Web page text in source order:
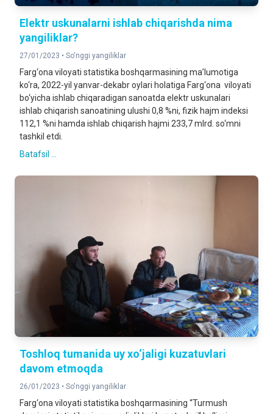
Elektr uskunalarni ishlab chiqarishda nima
yangiliklar?
27/01/2023 • So'nggi yangiliklar
Farg‘ona viloyati statistika boshqarmasining ma’lumotiga
ko‘ra, 2022-yil yanvar-dekabr oylari holatiga Farg‘ona viloyati
bo‘yicha ishlab chiqaradigan sanoatda elektr uskunalari
ishlab chiqarish sanoatining ulushi 0,8 %ni, fizik hajm indeksi
112,1 %ni hamda ishlab chiqarish hajmi 233,7 mlrd. so‘mni
tashkil etdi.
Batafsil ...
Toshloq tumanida uy xo‘jaligi kuzatuvlari
davom etmoqda
26/01/2023 • So'nggi yangiliklar
Farg‘ona viloyati statistika boshqarmasining “Turmush